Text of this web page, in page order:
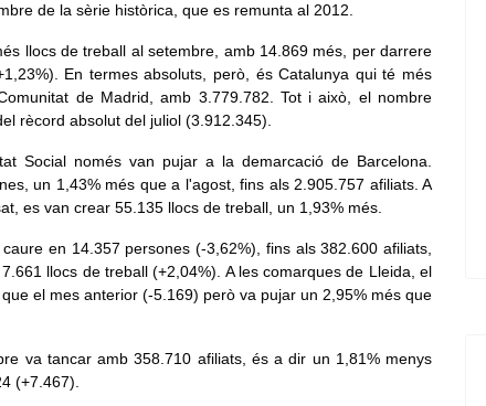
de la sèrie històrica, que es remunta al 2012.
llocs de treball al setembre, amb 14.869 més, per darrere
En termes absoluts, però, és Catalunya qui té més
de Madrid, amb 3.779.782. Tot i això, el nombre
rècord absolut del juliol (3.912.345).
Social només van pujar a la demarcació de Barcelona.
un 1,43% més que a l'agost, fins als 2.905.757 afiliats. A
es van crear 55.135 llocs de treball, un 1,93% més.
en 14.357 persones (-3,62%), fins als 382.600 afiliats,
llocs de treball (+2,04%). A les comarques de Lleida, el
el mes anterior (-5.169) però va pujar un 2,95% més que
va tancar amb 358.710 afiliats, és a dir un 1,81% menys
(+7.467).